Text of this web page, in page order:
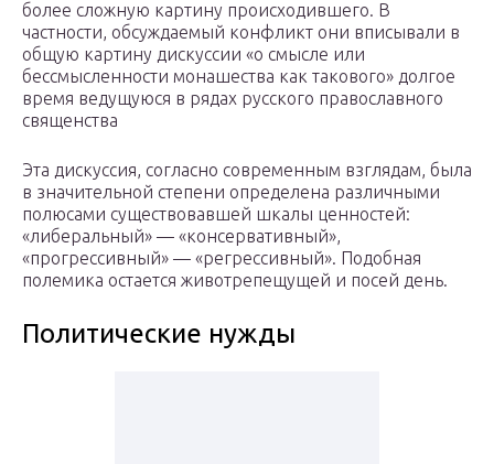
более сложную картину происходившего. В
частности, обсуждаемый конфликт они вписывали в
общую картину дискуссии «о смысле или
бессмысленности монашества как такового» долгое
время ведущуюся в рядах русского православного
священства
Эта дискуссия, согласно современным взглядам, была
в значительной степени определена различными
полюсами существовавшей шкалы ценностей:
«либеральный» — «консервативный»,
«прогрессивный» — «регрессивный». Подобная
полемика остается животрепещущей и посей день.
Политические нужды